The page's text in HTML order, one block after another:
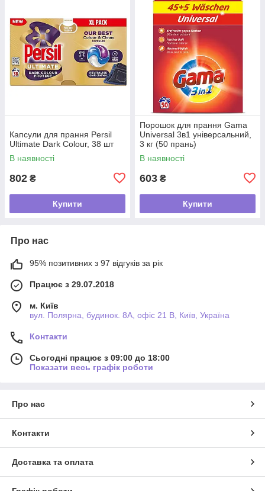
Капсули для прання Persil
Ultimate Dark Colour, 38 шт
В наявності
802 ₴
Купити
Порошок для прання Gama
Universal 3в1 універсальний,
3 кг (50 прань)
В наявності
603 ₴
Купити
Про нас
95% позитивних з 97 відгуків за рік
Працює з 29.07.2018
м. Київ
вул. Полярна, будинок. 8А, офіс 21 В, Київ, Україна
Контакти
Сьогодні працює з 09:00 до 18:00
Показати весь графік роботи
Про нас
Контакти
Доставка та оплата